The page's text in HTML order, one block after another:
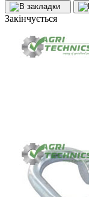
Закінчується